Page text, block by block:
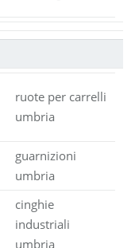
ruote per carrelli
umbria
guarnizioni
umbria
cinghie
industriali
umbria